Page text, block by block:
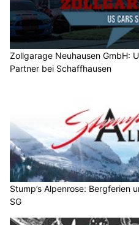
Zollgarage Neuhausen GmbH:
Partner bei Schaffhausen
Stump’s Alpenrose: Bergferien
SG